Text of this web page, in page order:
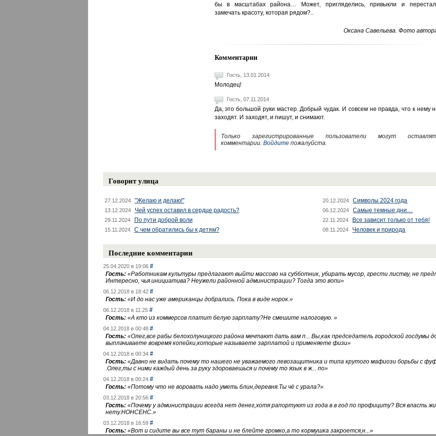
бы в масштабах района… Может, пригляделись, привыкли и
замечать красоту, которая рядом?..
Оксана Савельева. Фото
Комментарии
Гость, 13.01.2014
Молодец!
Гость, 07.11.2014
Да, это большой руки мастер. Добрый чудак. И совсем не правда, что к нему
заходят. И заходят, и пишут, и снимают.
Только зарегистрированные пользователи могут
комментарии. Войдитепожалуйста.
Говорит улица
27.12.2024 "Желаю и делаю!" 20.12.2024 Символы 2024 года
13.12.2024 Чей успех оставил в сердце радость? 06.12.2024 Самые темные дни…
29.11.2024 По пути доброй воли 22.11.2024 Все зависит только от тебя!
15.11.2024 С чем обратились бы к детям? 08.11.2024 Человек и природа
Последние комментарии
25.04.2020 в 19:06 #
Гость: «Работникам культуры предлагают выйти массово на субботник, убирать мусор, грести листву, не
Интересно, чья инициатива? Неужели районной администрации? Тогда это вопи»
06.12.2018 в 18:42 #
Гость: «И до нас уже американцы добрались. Пока в виде норок.»
06.12.2018 в 11:25 #
Гость: «А кто из коммерсов платит белую зарплату?Не смешите налоговую. »
04.12.2018 в 00:48 #
Гость: «Олег,все рабы белохолуницкого района мечтают дать вам п... Вы,как председатель городской госдумы
выплачиваете вовремя копейки,которые называете зарплатой и применяете физи»
04.12.2018 в 00:34 #
Гость: «Давно не видать почему то нашего не уважаемого левозащитника и типа крутого мафиози борьбы с
.Олег,ты с ними каждый день за руку здороваешься и почему то язык в ж... по»
04.12.2018 в 00:24 #
Гость: «Потому что не воровать надо уметь блин,деревня.Ты чё с урала?»
03.12.2018 в 20:56 #
Гость: «Почему у администрации всегда нет денег,хотя рапортуют из года в в год по профициту? Вся власть
нету.НОНСЕНС.»
03.12.2018 в 16:59 #
Гость: «Вот и сидите вы все тут бараны и не блейте громко,а то кормушка закроется,н...»